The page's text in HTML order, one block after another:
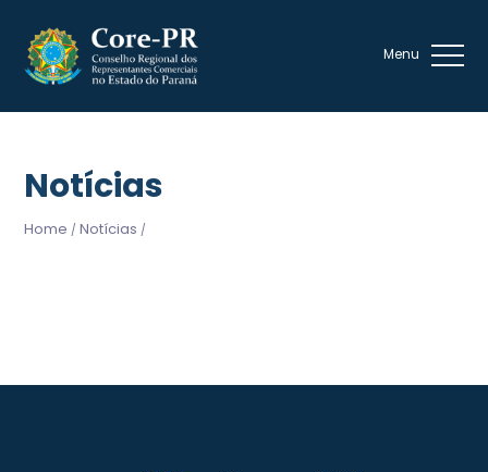
Notícias
Home / Notícias /